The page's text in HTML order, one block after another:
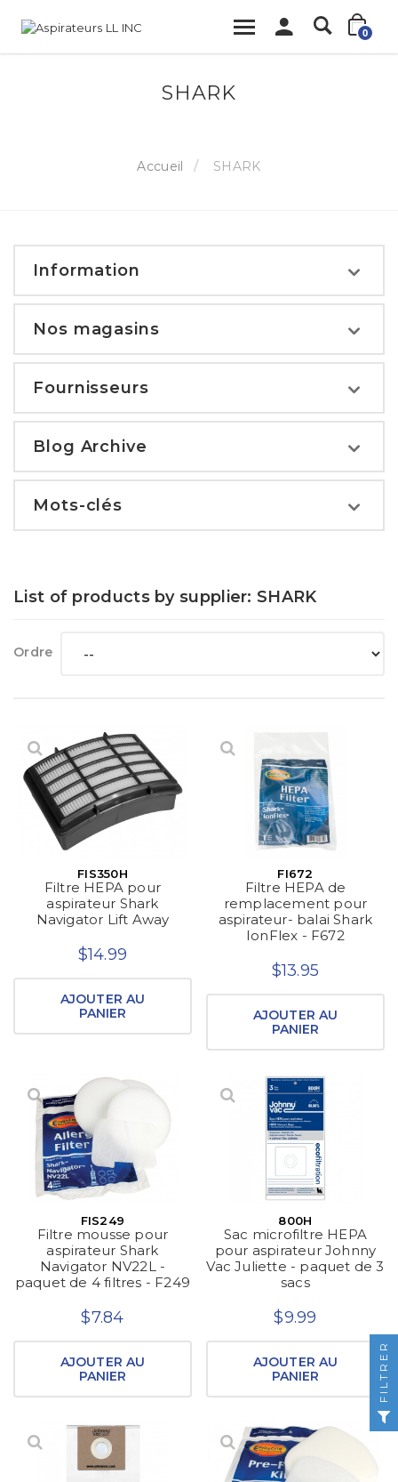
0
SHARK
Accueil SHARK
Information
Nos magasins
Fournisseurs
Blog Archive
Mots-clés
List of products by supplier: SHARK
Ordre
FIS350H
Filtre HEPA pour
aspirateur Shark
Navigator Lift Away
$14.99
AJOUTER AU
PANIER
FI672
Filtre HEPA de
remplacement pour
aspirateur- balai Shark
IonFlex - F672
$13.95
AJOUTER AU
PANIER
FIS249
Filtre mousse pour
aspirateur Shark
Navigator NV22L -
paquet de 4 filtres - F249
$7.84
AJOUTER AU
PANIER
800H
Sac microfiltre HEPA
pour aspirateur Johnny
Vac Juliette - paquet de 3
sacs
$9.99
AJOUTER AU
PANIER
FILTRER